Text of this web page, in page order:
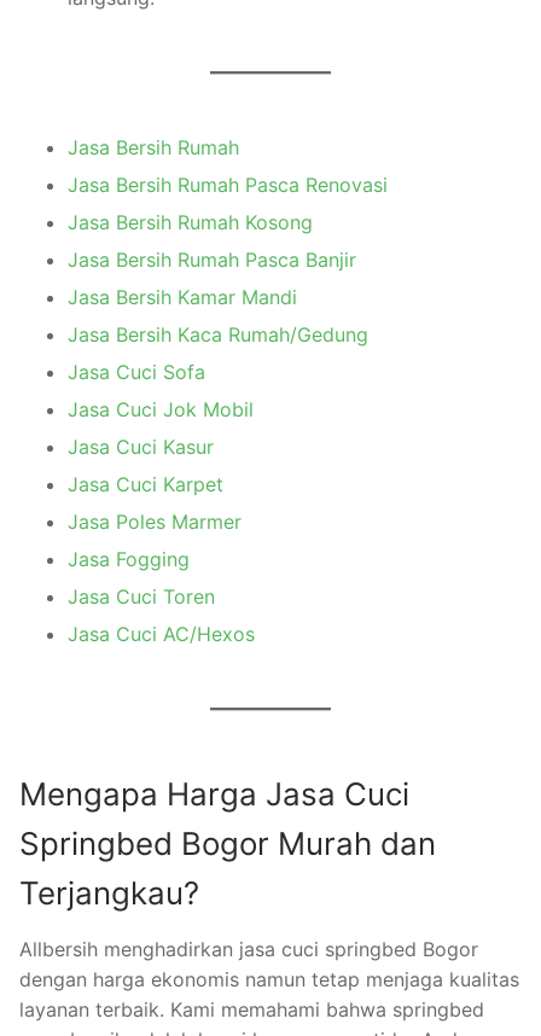
Jasa Bersih Rumah
Jasa Bersih Rumah Pasca Renovasi
Jasa Bersih Rumah Kosong
Jasa Bersih Rumah Pasca Banjir
Jasa Bersih Kamar Mandi
Jasa Bersih Kaca Rumah/Gedung
Jasa Cuci Sofa
Jasa Cuci Jok Mobil
Jasa Cuci Kasur
Jasa Cuci Karpet
Jasa Poles Marmer
Jasa Fogging
Jasa Cuci Toren
Jasa Cuci AC/Hexos
Mengapa Harga Jasa Cuci
Springbed Bogor Murah dan
Terjangkau?
Allbersih menghadirkan jasa cuci springbed Bogor
dengan harga ekonomis namun tetap menjaga kualitas
layanan terbaik. Kami memahami bahwa springbed